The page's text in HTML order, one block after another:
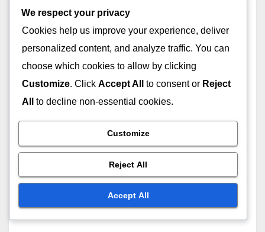
Name*
Email*
We respect your privacy
Cookies help us improve your experience, deliver
personalized content, and analyze traffic. You can
choose which cookies to allow by clicking
Customize. Click Accept All to consent or Reject
All
to decline non-essential cookies.
Customize
Reject All
Accept All